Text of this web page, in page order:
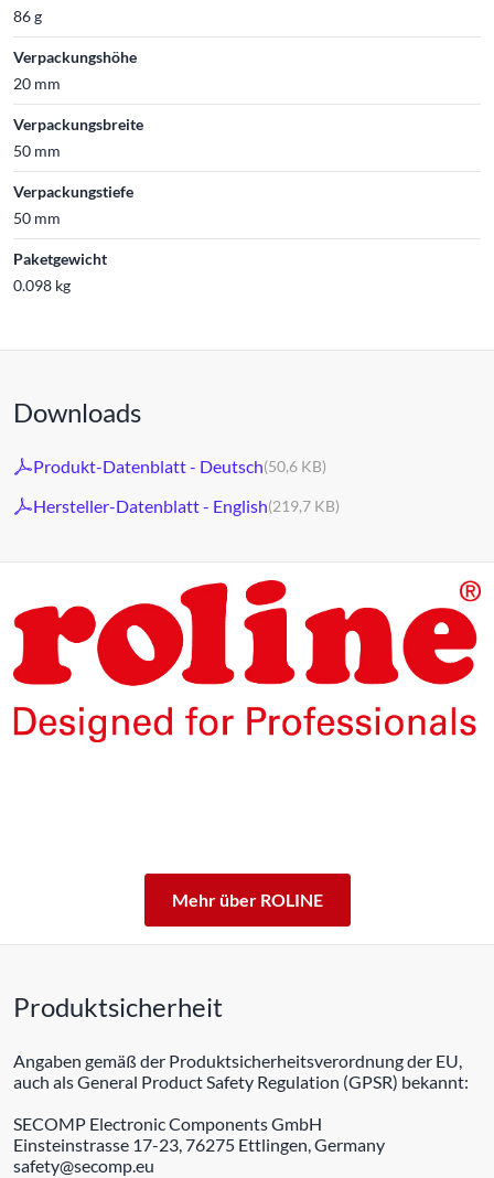
86 g
Verpackungshöhe
20 mm
Verpackungsbreite
50 mm
Verpackungstiefe
50 mm
Paketgewicht
0.098 kg
Downloads
Produkt-Datenblatt - Deutsch(50,6 KB)
Hersteller-Datenblatt - English(219,7 KB)
Mehr über ROLINE
Produktsicherheit
Angaben gemäß der Produktsicherheitsverordnung der EU,
auch als General Product Safety Regulation (GPSR) bekannt:
SECOMP Electronic Components GmbH
Einsteinstrasse 17-23, 76275 Ettlingen, Germany
safety@secomp.eu